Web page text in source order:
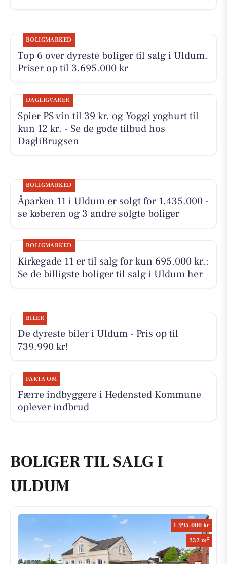
BOLIGMARKED
Top 6 over dyreste boliger til salg i Uldum.
Priser op til 3.695.000 kr
DAGLIGVARER
Spier PS vin til 39 kr. og Yoggi yoghurt til
kun 12 kr. - Se de gode tilbud hos
DagliBrugsen
BOLIGMARKED
Åparken 11 i Uldum er solgt for 1.435.000 -
se køberen og 3 andre solgte boliger
BOLIGMARKED
Kirkegade 11 er til salg for kun 695.000 kr.:
Se de billigste boliger til salg i Uldum her
BILER
De dyreste biler i Uldum - Pris op til
739.990 kr!
FAKTA OM
Færre indbyggere i Hedensted Kommune
oplever indbrud
BOLIGER TIL SALG I
ULDUM
1.995.000 kr
232 m2